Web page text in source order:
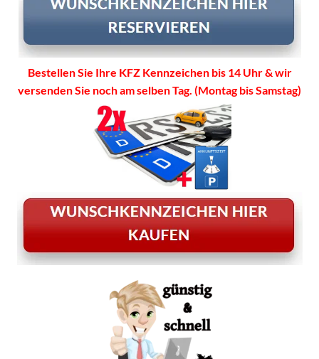
Bestellen Sie Ihre KFZ Kennzeichen bis 14 Uhr & wir
versenden Sie noch am selben Tag. (Montag bis Samstag)